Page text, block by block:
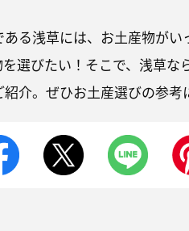
る浅草には、お土産物が
選びたい！そこで、浅草
介。ぜひお土産選びの参考